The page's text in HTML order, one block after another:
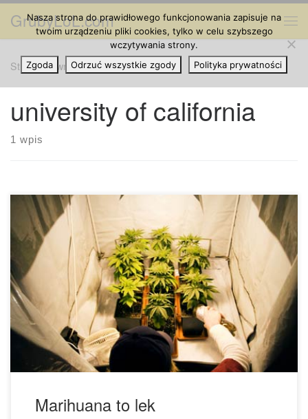
Przejdź do treści
GrubyLoL.com
Strona główna » university of california
university of california
1 wpis
Mimo iż badania wykazały, że palenie medycznej marihuany
ma badanie przeciwbólowe, uspokajające, rozluźniające
mięśnie, łagodzące mdłości i zwiększające apetyt i przynosi
korzyści pacjentom cierpiącym na niezliczone choroby,
przeciwnicy medycznej marihuany wciąż posiłkują się
jednym argumentem, że: lek nie może być palony, więc jak
można uznać marihuanę za lekarstwo? Naukowcy
odpowiadają […]
Marihuana to lek
Nasza strona do prawidłowego funkcjonowania zapisuje na
twoim urządzeniu pliki cookies, tylko w celu szybszego
wczytywania strony.
Zgoda
Odrzuć wszystkie zgody Polityka prywatności